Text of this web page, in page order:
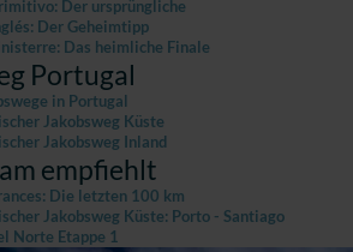
Der ursprüngliche
Der Geheimtipp
Das heimliche Finale
Portugal
in Portugal
Jakobsweg Küste
Jakobsweg Inland
empfiehlt
Die letzten 100 km
Jakobsweg Küste: Porto - Santiago
Norte Etappe 1